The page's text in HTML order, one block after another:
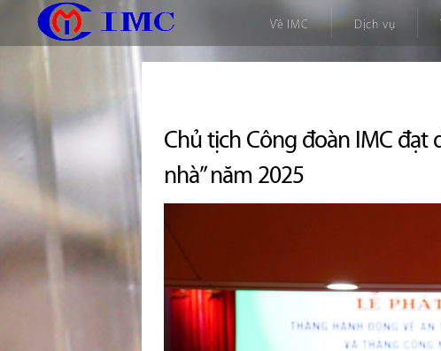
Về IMC Dịch vụ
Chủ tịch Công đoàn IMC đạt
nhà” năm 2025